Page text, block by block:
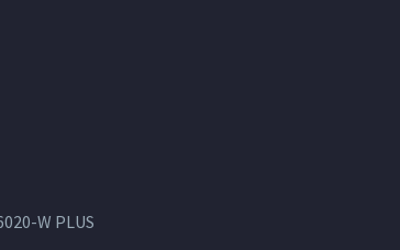
W PLUS